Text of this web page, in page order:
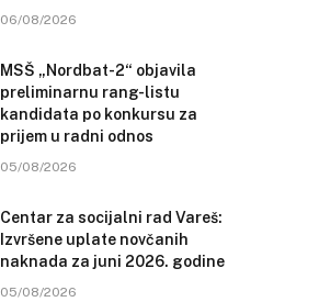
06/08/2026
MSŠ „Nordbat-2“ objavila
preliminarnu rang-listu
kandidata po konkursu za
prijem u radni odnos
05/08/2026
Centar za socijalni rad Vareš:
Izvršene uplate novčanih
naknada za juni 2026. godine
05/08/2026